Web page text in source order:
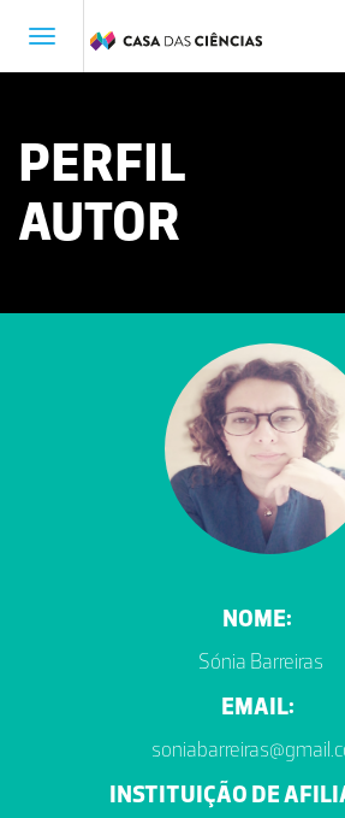
Toggle
PERFIL
AUTOR
NOME:
Sónia Barreiras
EMAIL:
INSTITUIÇÃO DE